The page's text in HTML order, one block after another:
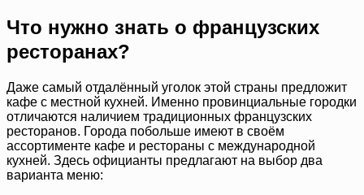
Что нужно знать о французских
ресторанах?
Даже самый отдалённый уголок этой страны предложит
кафе с местной кухней. Именно провинциальные городки
отличаются наличием традиционных французских
ресторанов. Города побольше имеют в своём
ассортименте кафе и рестораны с международной
кухней. Здесь официанты предлагают на выбор два
варианта меню: